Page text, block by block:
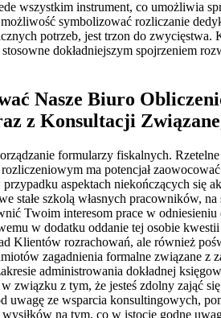
wszystkim instrument, co umożliwia
symbolizować rozliczanie
potrzeb, jest trzon do
dokładniejszym spojrzeniem
Nasze Biuro
z Konsultacji
formularzy fiskalnych.
ma potencjał
aspektach niekończących się
szkolą własnych pracowników,
Twoim interesom prace w
w dodatku oddanie tej osobie
Klientów rozrachowań, ale również
zagadnienia formalne związane z
administrowania dokładnej
związku z tym, że jesteś zdolny zająć
ze wsparcia konsultingowych,
na tym, co w istocie godne